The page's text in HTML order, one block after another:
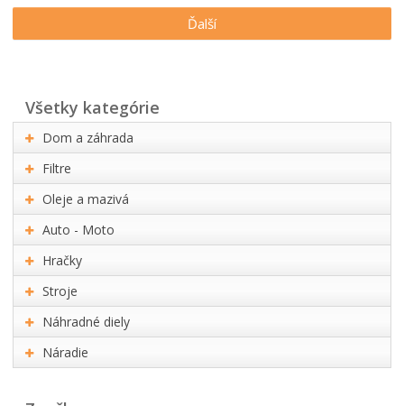
Ďalší
všetky kategórie
Dom a záhrada
Filtre
Oleje a mazivá
Auto - Moto
Hračky
Stroje
Náhradné diely
Náradie